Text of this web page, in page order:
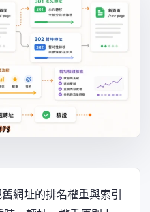
網址的排名權重與索引